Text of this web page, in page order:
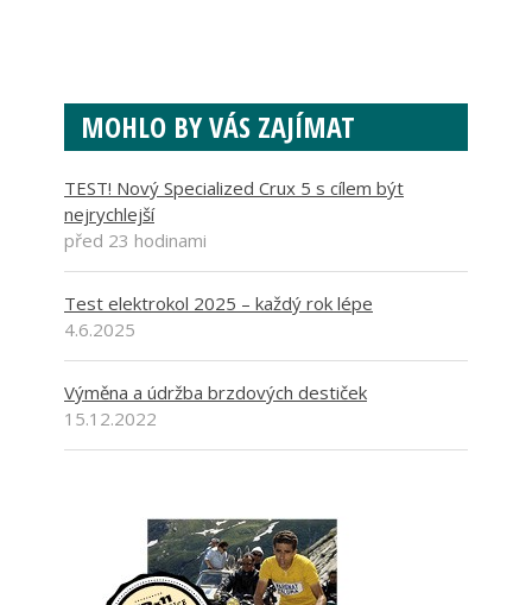
MOHLO BY VÁS ZAJÍMAT
TEST! Nový Specialized Crux 5 s cílem být
nejrychlejší
před 23 hodinami
Test elektrokol 2025 – každý rok lépe
4.6.2025
Výměna a údržba brzdových destiček
15.12.2022